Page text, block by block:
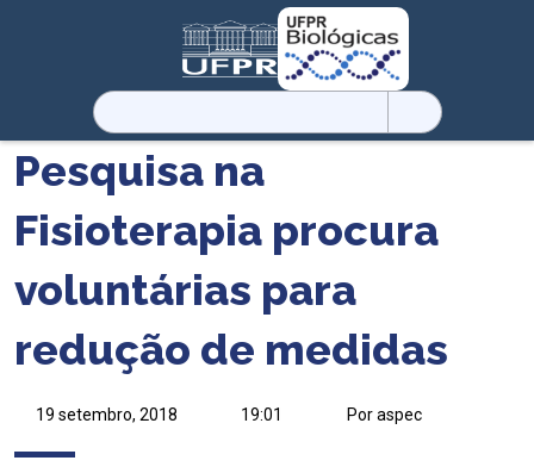
Pesquisar
por:
Pesquisa na
Fisioterapia procura
voluntárias para
redução de medidas
19 setembro, 2018 19:01 Por aspec